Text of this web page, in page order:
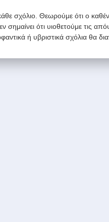
σχόλιο. Θεωρούμε ότι ο
ότι υιοθετούμε τις
ή υβριστικά σχόλια θα